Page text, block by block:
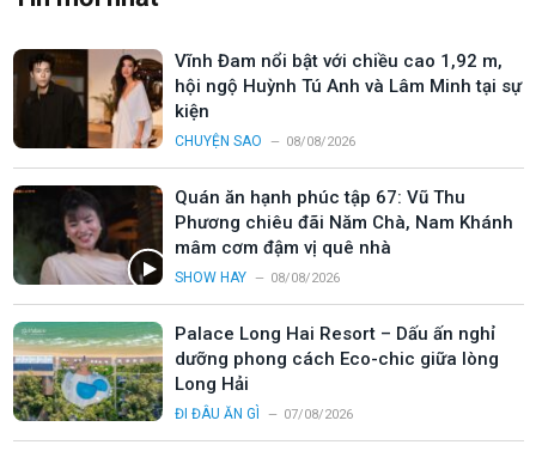
Vĩnh Đam nổi bật với chiều cao 1,92 m,
hội ngộ Huỳnh Tú Anh và Lâm Minh tại sự
kiện
CHUYỆN SAO 08/08/2026
Quán ăn hạnh phúc tập 67: Vũ Thu
Phương chiêu đãi Năm Chà, Nam Khánh
mâm cơm đậm vị quê nhà
SHOW HAY 08/08/2026
Palace Long Hai Resort – Dấu ấn nghỉ
dưỡng phong cách Eco-chic giữa lòng
Long Hải
ĐI ĐÂU ĂN GÌ 07/08/2026